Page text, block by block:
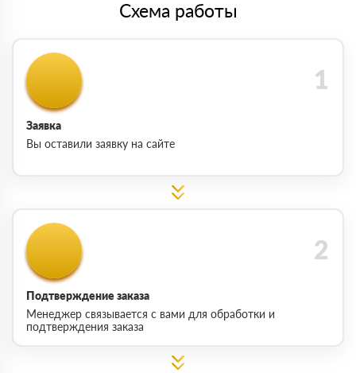
Схема работы
Заявка
Вы оставили заявку на сайте
Подтверждение заказа
Менеджер связывается с вами для обработки и
подтверждения заказа